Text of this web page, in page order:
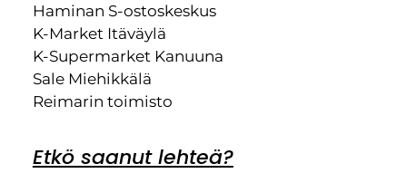
Haminan S-ostoskeskus
K-Market Itäväylä
K-Supermarket Kanuuna
Sale Miehikkälä
Reimarin toimisto
Etkö saanut lehteä?